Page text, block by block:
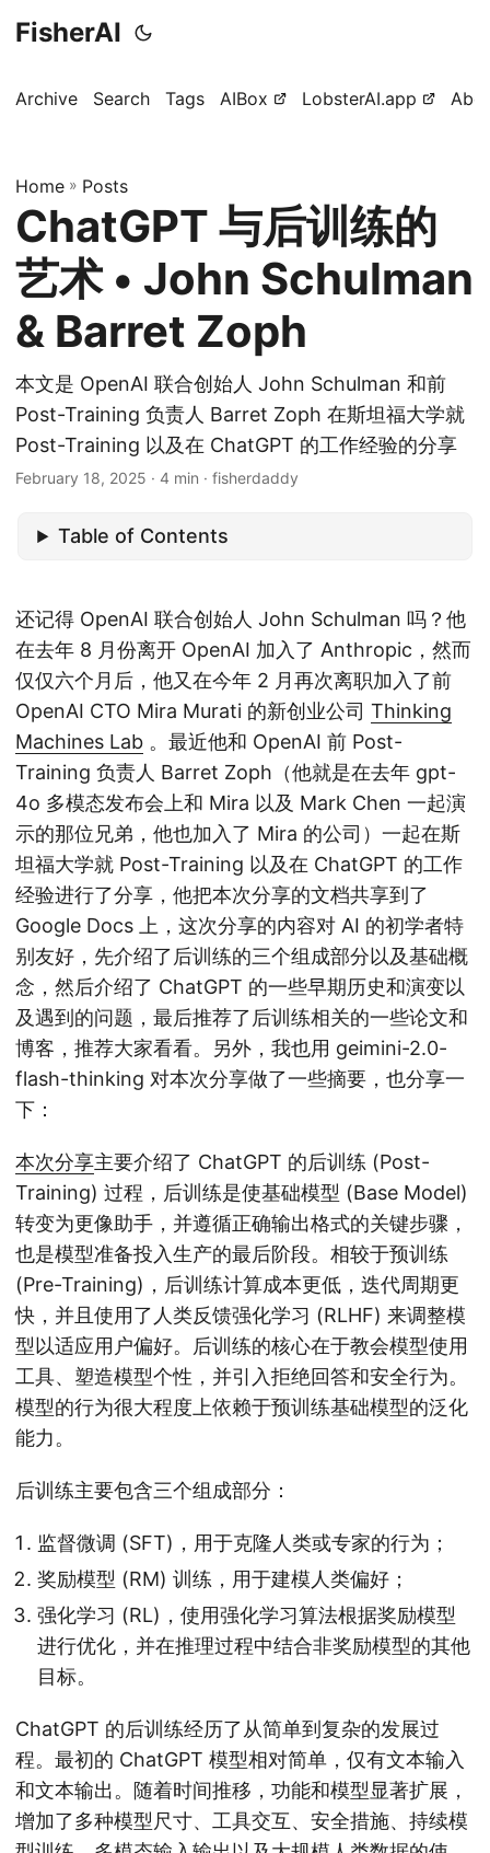
FisherAI
Archive Search Tags AIBox LobsterAI.app
Home » Posts
ChatGPT 与后训练的
艺术 • John Schulman
& Barret Zoph
本文是 OpenAI 联合创始人 John Schulman 和前
Post-Training 负责人 Barret Zoph 在斯坦福大学就
Post-Training 以及在 ChatGPT 的工作经验的分享
February 18, 2025 · 4 min · fisherdaddy
Table of Contents
还记得 OpenAI 联合创始人 John Schulman 吗？他
在去年 8 月份离开 OpenAI 加入了 Anthropic，然而
仅仅六个月后，他又在今年 2 月再次离职加入了前
OpenAI CTO Mira Murati 的新创业公司 Thinking
Machines Lab 。最近他和 OpenAI 前 Post-
Training 负责人 Barret Zoph（他就是在去年 gpt-
4o 多模态发布会上和 Mira 以及 Mark Chen 一起演
示的那位兄弟，他也加入了 Mira 的公司）一起在斯
坦福大学就 Post-Training 以及在 ChatGPT 的工作
经验进行了分享，他把本次分享的文档共享到了
Google Docs 上，这次分享的内容对 AI 的初学者特
别友好，先介绍了后训练的三个组成部分以及基础概
念，然后介绍了 ChatGPT 的一些早期历史和演变以
及遇到的问题，最后推荐了后训练相关的一些论文和
博客，推荐大家看看。另外，我也用 geimini-2.0-
flash-thinking 对本次分享做了一些摘要，也分享一
下：
本次分享主要介绍了 ChatGPT 的后训练 (Post-
Training) 过程，后训练是使基础模型 (Base Model)
转变为更像助手，并遵循正确输出格式的关键步骤，
也是模型准备投入生产的最后阶段。相较于预训练
(Pre-Training)，后训练计算成本更低，迭代周期更
快，并且使用了人类反馈强化学习 (RLHF) 来调整模
型以适应用户偏好。后训练的核心在于教会模型使用
工具、塑造模型个性，并引入拒绝回答和安全行为。
模型的行为很大程度上依赖于预训练基础模型的泛化
能力。
后训练主要包含三个组成部分：
监督微调 (SFT)，用于克隆人类或专家的行为；
奖励模型 (RM) 训练，用于建模人类偏好；
强化学习 (RL)，使用强化学习算法根据奖励模型
进行优化，并在推理过程中结合非奖励模型的其他
目标。
ChatGPT 的后训练经历了从简单到复杂的发展过
程。最初的 ChatGPT 模型相对简单，仅有文本输入
和文本输出。随着时间推移，功能和模型显著扩展，
增加了多种模型尺寸、工具交互、安全措施、持续模